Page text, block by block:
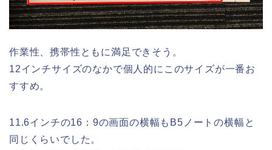
作業性、携帯性ともに満足できそう。
12インチサイズのなかで個人的にこのサイズが一番お
すすめ。
11.6インチの16：9の画面の横幅もB5ノートの横幅と
同じくらいでした。